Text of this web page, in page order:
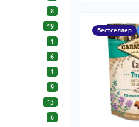
8
19
1
6
1
9
13
6
Бестселлер